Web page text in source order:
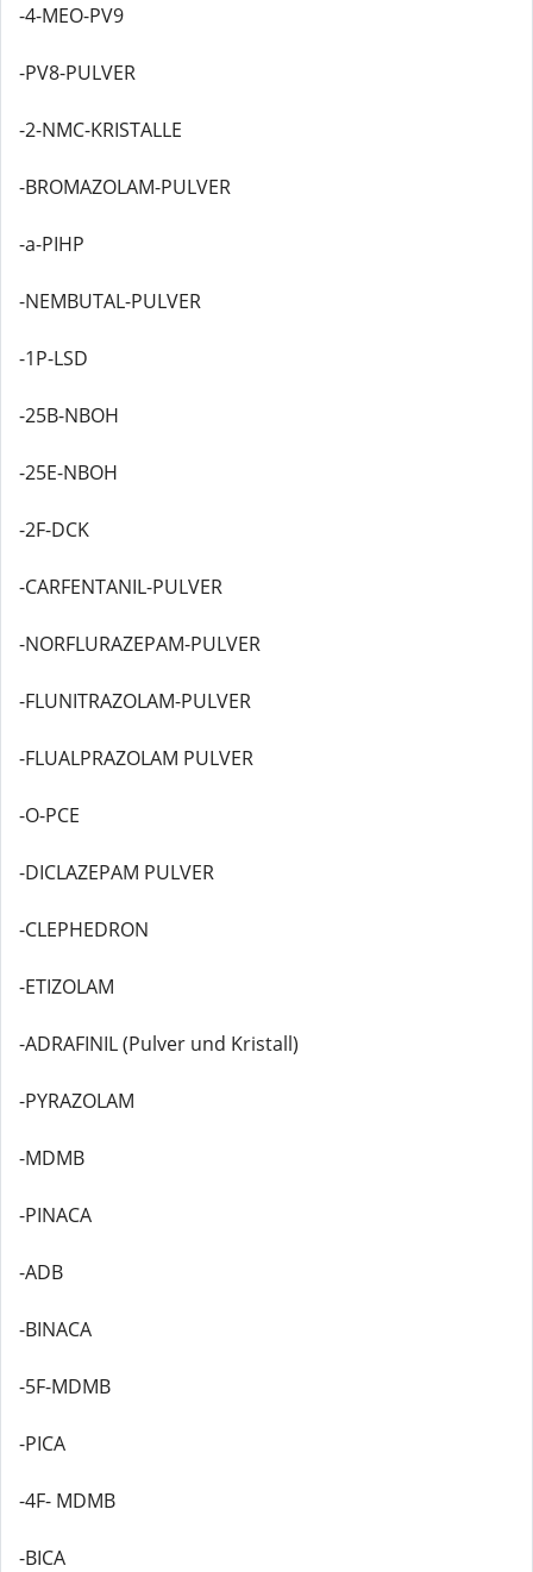
-4-MEO-PV9
-PV8-PULVER
-2-NMC-KRISTALLE
-BROMAZOLAM-PULVER
-a-PIHP
-NEMBUTAL-PULVER
-1P-LSD
-25B-NBOH
-25E-NBOH
-2F-DCK
-CARFENTANIL-PULVER
-NORFLURAZEPAM-PULVER
-FLUNITRAZOLAM-PULVER
-FLUALPRAZOLAM PULVER
-O-PCE
-DICLAZEPAM PULVER
-CLEPHEDRON
-ETIZOLAM
-ADRAFINIL (Pulver und Kristall)
-PYRAZOLAM
-MDMB
-PINACA
-ADB
-BINACA
-5F-MDMB
-PICA
-4F- MDMB
-BICA